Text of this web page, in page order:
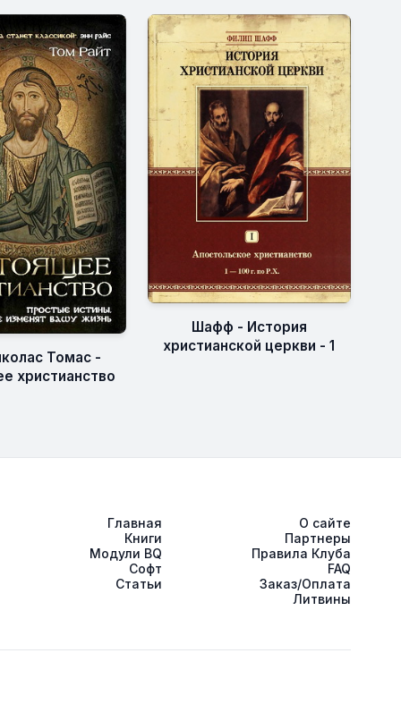
Томас -
христианство
Шафф - История
христианской церкви - 1
Главная
Книги
Модули BQ
Софт
Статьи
О сайте
Партнеры
Правила Клуба
FAQ
Заказ/Оплата
Литвины